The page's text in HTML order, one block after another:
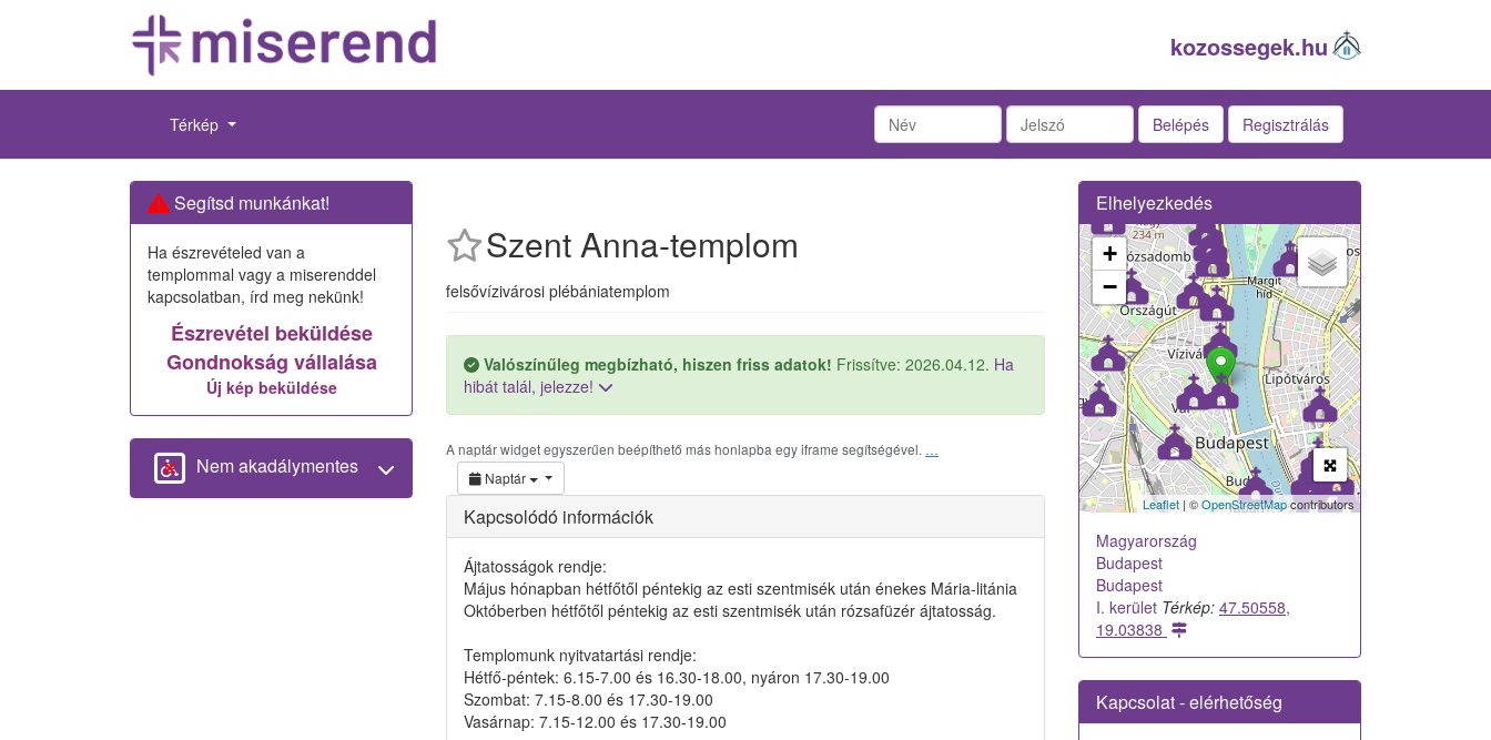
kozossegek.hu
Térkép Belépés Regisztrálás
Segítsd munkánkat!
Ha észrevételed van a
templommal vagy a miserenddel
kapcsolatban, írd meg nekünk!
Észrevétel beküldése
Gondnokság vállalása
Új kép beküldése
Nem akadálymentes
Szent Anna-templom
felsővízivárosi plébániatemplom
Valószínűleg megbízható, hiszen friss adatok! Frissítve: 2026.04.12. Ha
hibát talál, jelezze!
A naptár widget egyszerűen beépíthető más honlapba egy iframe segítségével. …
Naptár
Kapcsolódó információk
Ájtatosságok rendje:
Május hónapban hétfőtől péntekig az esti szentmisék után énekes Mária-litánia
Októberben hétfőtől péntekig az esti szentmisék után rózsafüzér ájtatosság.
Templomunk nyitvatartási rendje:
Hétfő-péntek: 6.15-7.00 és 16.30-18.00, nyáron 17.30-19.00
Szombat: 7.15-8.00 és 17.30-19.00
Vasárnap: 7.15-12.00 és 17.30-19.00
Elhelyezkedés
+
−
Leaflet | ©OpenStreetMapcontributors
Magyarország
Budapest
Budapest
I. kerület Térkép: 47.50558,
19.03838
Kapcsolat - elérhetőség